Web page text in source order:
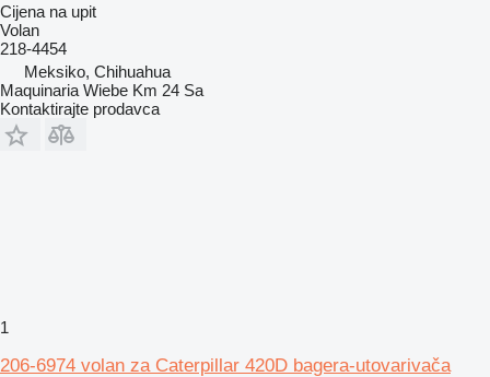
Cijena na upit
Volan
218-4454
Meksiko, Chihuahua
Maquinaria Wiebe Km 24 Sa
Kontaktirajte prodavca
1
206-6974 volan za Caterpillar 420D bagera-utovarivača